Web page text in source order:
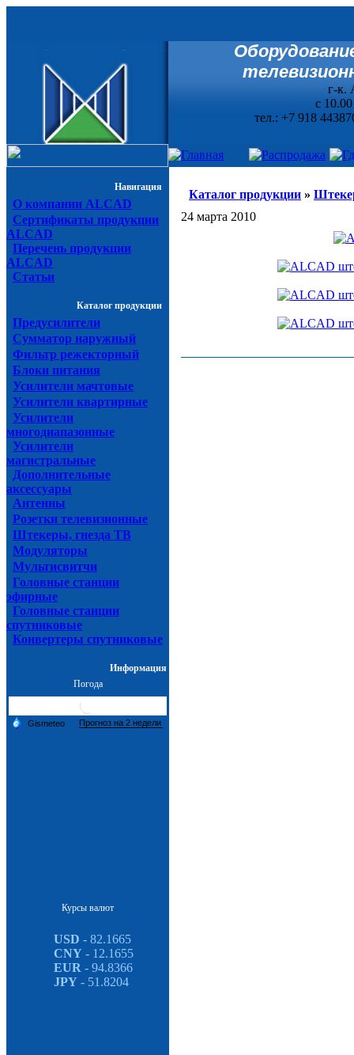
г-к.
с
тел.: +7 918
Навигация
О компании ALCAD
Сертификаты продукции
ALCAD
Перечень продукции
ALCAD
Статьи
Каталог продукции
Предусилители
Сумматор наружный
Фильтр режекторный
Блоки питания
Усилители мачтовые
Усилители квартирные
Усилители
многодиапазонные
Усилители
магистральные
Дополнительные
аксессуары
Антенны
Розетки телевизионные
Штекеры, гнезда ТВ
Модуляторы
Мультисвитчи
Головные станции
эфирные
Головные станции
спутниковые
Конвертеры спутниковые
Информация
Погода
Курсы валют
USD - 82.1665
CNY - 12.1655
EUR - 94.8366
JPY - 51.8204
Каталог продукции »
24 марта 2010